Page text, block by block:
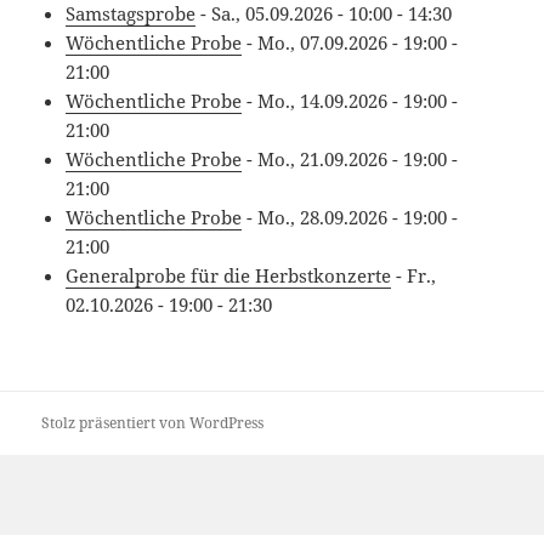
Samstagsprobe - Sa., 05.09.2026 - 10:00 - 14:30
Wöchentliche Probe - Mo., 07.09.2026 - 19:00 -
21:00
Wöchentliche Probe - Mo., 14.09.2026 - 19:00 -
21:00
Wöchentliche Probe - Mo., 21.09.2026 - 19:00 -
21:00
Wöchentliche Probe - Mo., 28.09.2026 - 19:00 -
21:00
Generalprobe für die Herbstkonzerte - Fr.,
02.10.2026 - 19:00 - 21:30
Stolz präsentiert von WordPress